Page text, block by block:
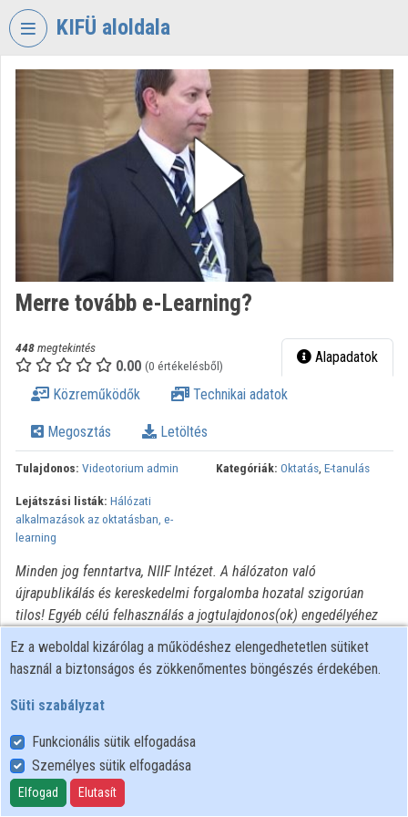
Fejléc kihagyása
KIFÜ aloldala
VIDEOTORIUM
KORMÁNYZATI
INFORMATIKAI
FEJLESZTÉSI
ÜGYNÖKSÉG
Intézményi kezdőlap
Bejelentkezés
Intézményi felfedezés
Kategóriák
Intézményi listák
Intézmények
Közreműködők
Merre tovább e-Learning?
448megtekintés
0.00 (0 értékelésből) Alapadatok
Közreműködők Technikai adatok
Megosztás Letöltés
Tulajdonos: Videotorium admin Kategóriák: Oktatás, E-tanulás
Lejátszási listák: Hálózati
alkalmazások az oktatásban, e-
learning
Minden jog fenntartva, NIIF Intézet. A hálózaton való
újrapublikálás és kereskedelmi forgalomba hozatal szigorúan
tilos! Egyéb célú felhasználás a jogtulajdonos(ok) engedélyéhez
kötött.
Felhasználói szabályzat
Adatkezelési tájékoztató
Süti szabályzat
Ez a weboldal kizárólag a működéshez elengedhetetlen sütiket
használ a biztonságos és zökkenőmentes böngészés érdekében.
Süti szabályzat
Funkcionális sütik elfogadása
Személyes sütik elfogadása
Elfogad Elutasít